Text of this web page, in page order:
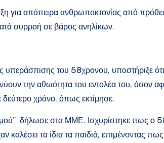
για απόπειρα ανθρωποκτονίας από
συρροή σε βάρος ανηλίκων.
του 58χρονου, υποστήριξε ότι
την αθωότητα του εντολέα του, όσον
χρόνο, όπως εκτίμησε.
δήλωσε στα ΜΜΕ. Ισχυρίστηκε πως ο
καλέσει τα ίδια τα παιδιά, επιμένοντας πως